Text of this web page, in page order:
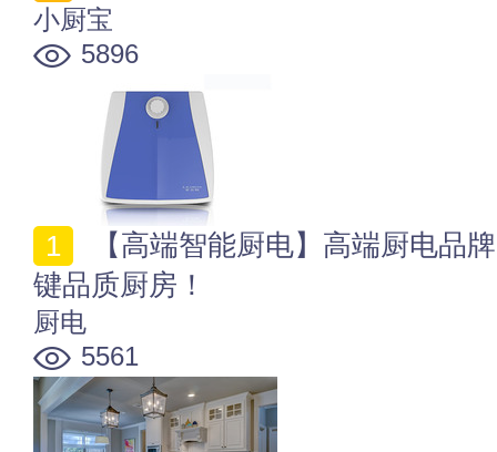
小厨宝
5896
键品质厨房！
厨电
5561